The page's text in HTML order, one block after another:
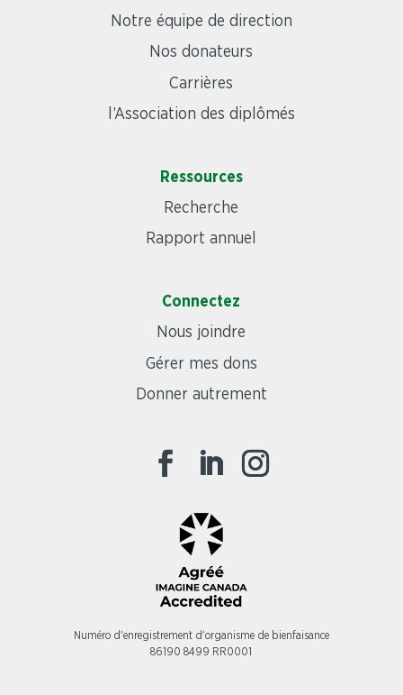
Notre équipe de direction
Nos donateurs
Carrières
l’Association des diplômés
Ressources
Recherche
Rapport annuel
Connectez
Nous joindre
Gérer mes dons
Donner autrement
Numéro d'enregistrement d'organisme de bienfaisance
86190 8499 RR0001